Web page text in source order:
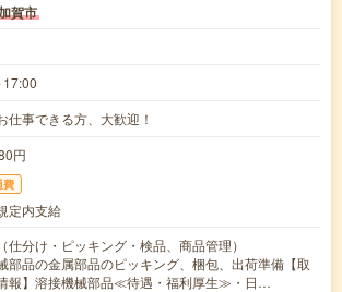
賀市
仕事できる方、大歓迎！
円
費
定内支給
仕分け・ピッキング・検品、商品管理）
部品の金属部品のピッキング、梱包、出荷準備【取
報】溶接機械部品≪待遇・福利厚生≫・日…